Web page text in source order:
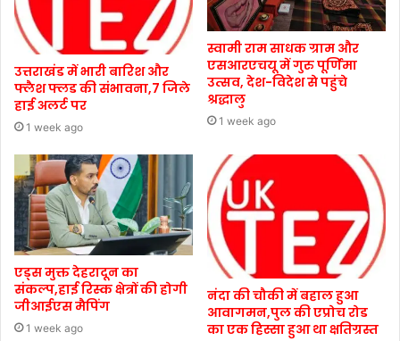
उत्तराखंड में भारी बारिश और
फ्लैश फ्लड की संभावना,7 जिले
हाई अलर्ट पर
1 week ago
स्वामी राम साधक ग्राम और
एसआरएचयू में गुरु पूर्णिमा
उत्सव, देश-विदेश से पहुंचे
श्रद्धालु
1 week ago
एड्स मुक्त देहरादून का
संकल्प,हाई रिस्क क्षेत्रों की होगी
जीआईएस मैपिंग
1 week ago
नंदा की चौकी में बहाल हुआ
आवागमन,पुल की एप्रोच रोड
का एक हिस्सा हुआ था क्षतिग्रस्त